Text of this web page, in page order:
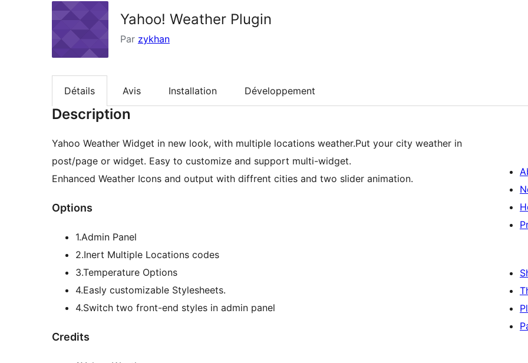
Yahoo! Weather Plugin
Par zykhan
Détails Avis Installation Développement
Description
Yahoo Weather Widget in new look, with multiple locations weather.Put your city weather in
post/page or widget. Easy to customize and support multi-widget.
Enhanced Weather Icons and output with diffrent cities and two slider animation.
Options
1.Admin Panel
2.Inert Multiple Locations codes
3.Temperature Options
4.Easly customizable Stylesheets.
4.Switch two front-end styles in admin panel
Credits